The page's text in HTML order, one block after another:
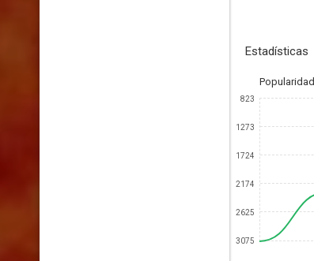
Estadísticas
Popularidad
823
1273
1724
2174
2625
3075